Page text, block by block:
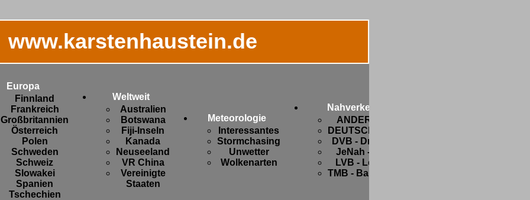
www.karstenhaustein.de
Europa
Finnland
Frankreich
Großbritannien
Österreich
Polen
Schweden
Schweiz
Slowakei
Spanien
Tschechien
Weltweit
Australien
Botswana
Fiji-Inseln
Kanada
Neuseeland
VR China
Vereinigte
Staaten
Meteorologie
Interessantes
Stormchasing
Unwetter
Wolkenarten
Nahverkehr
ANDERSWO
DEUTSCHLAND
DVB - Dresden
JeNah - Jena
LVB - Leipzig
TMB - Barcelona